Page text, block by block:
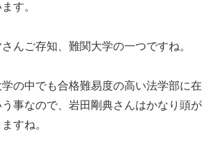
す。
んご存知、難関大学の一つですね。
の中でも合格難易度の高い法学部に在
事なので、岩田剛典さんはかなり頭が
すね。